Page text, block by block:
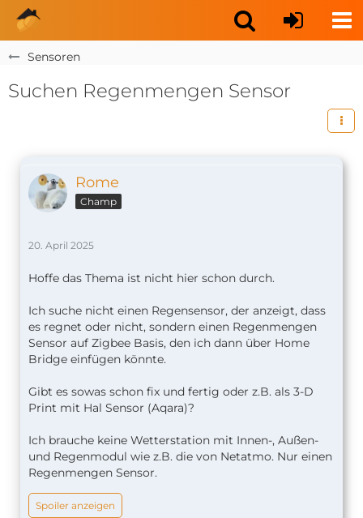
Sensoren
Suchen Regenmengen Sensor
Rome
Champ
20. April 2025
Hoffe das Thema ist nicht hier schon durch.
Ich suche nicht einen Regensensor, der anzeigt, dass
es regnet oder nicht, sondern einen Regenmengen
Sensor auf Zigbee Basis, den ich dann über Home
Bridge einfügen könnte.
Gibt es sowas schon fix und fertig oder z.B. als 3-D
Print mit Hal Sensor (Aqara)?
Ich brauche keine Wetterstation mit Innen-, Außen-
und Regenmodul wie z.B. die von Netatmo. Nur einen
Regenmengen Sensor.
Spoiler anzeigen